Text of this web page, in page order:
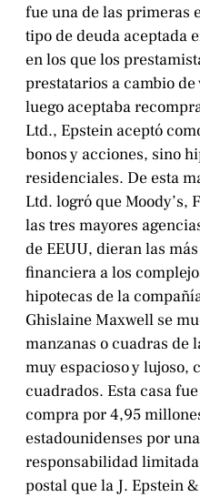
fue una de las primeras
tipo de deuda aceptada
en los que los
prestatarios a cambio
luego aceptaba
Ltd., Epstein aceptó
bonos y acciones, sino
residenciales. De esta
Ltd. logró que Moody’s,
las tres mayores
de EEUU, dieran las
financiera a los
hipotecas de la
Ghislaine Maxwell se
manzanas o cuadras de
muy espacioso y lujoso,
cuadrados. Esta casa
compra por 4,95
estadounidenses por
responsabilidad
postal que la J. Epstein